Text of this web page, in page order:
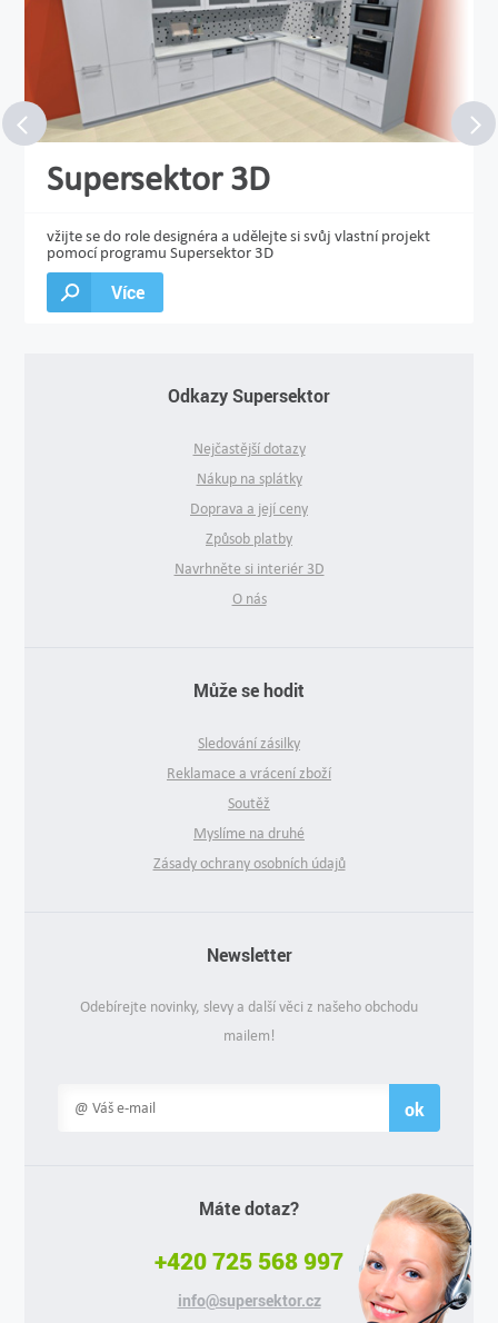
Supersektor 3D
vžijte se do role designéra a udělejte si svůj vlastní projekt
pomocí programu Supersektor 3D
Více
Odkazy Supersektor
Nejčastější dotazy
Nákup na splátky
Doprava a její ceny
Způsob platby
Navrhněte si interiér 3D
O nás
Může se hodit
Sledování zásilky
Reklamace a vrácení zboží
Soutěž
Myslíme na druhé
Zásady ochrany osobních údajů
Newsletter
Odebírejte novinky, slevy a další věci z našeho obchodu
mailem!
ok
Máte dotaz?
+420 725 568 997
info@supersektor.cz